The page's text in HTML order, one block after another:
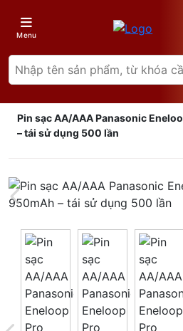
Menu
Pin sạc AA/AAA Panasonic
– tái sử dụng 500 lần
Giá trên 1SP